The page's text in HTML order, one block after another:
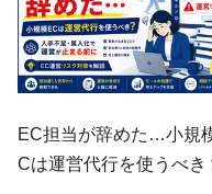
EC担当が辞めた…小規
Cは運営代行を使うべき